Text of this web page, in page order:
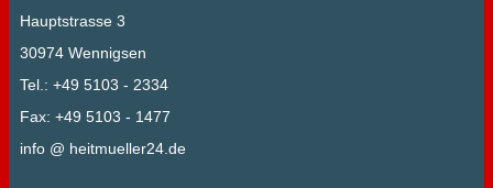
Hauptstrasse 3
30974 Wennigsen
Tel.: +49 5103 - 2334
Fax: +49 5103 - 1477
info @ heitmueller24.de